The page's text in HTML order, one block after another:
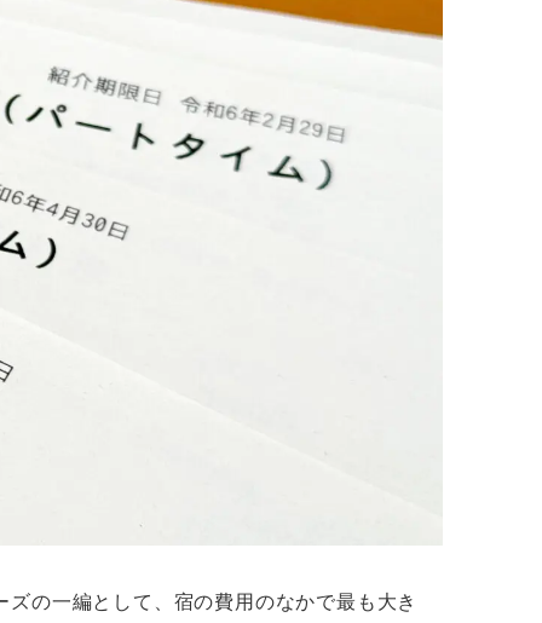
の一編として、宿の費用のなかで最も大き